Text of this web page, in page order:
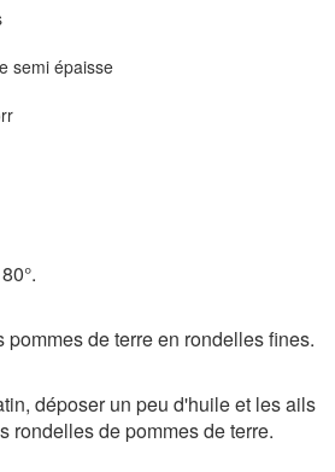
semi épaisse
pommes de terre en rondelles fines.
déposer un peu d'huile et les ails
rondelles de pommes de terre.